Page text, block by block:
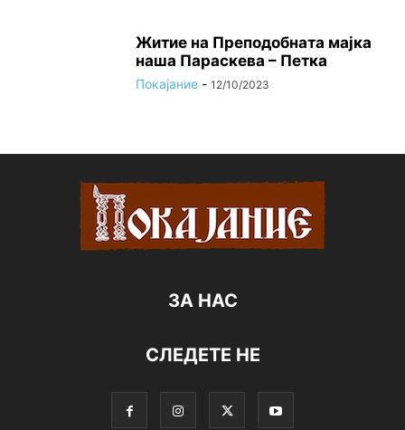
Житие на Преподобната мајка
наша Параскева – Петка
Покајание - 12/10/2023
ЗА НАС
СЛЕДЕТЕ НЕ